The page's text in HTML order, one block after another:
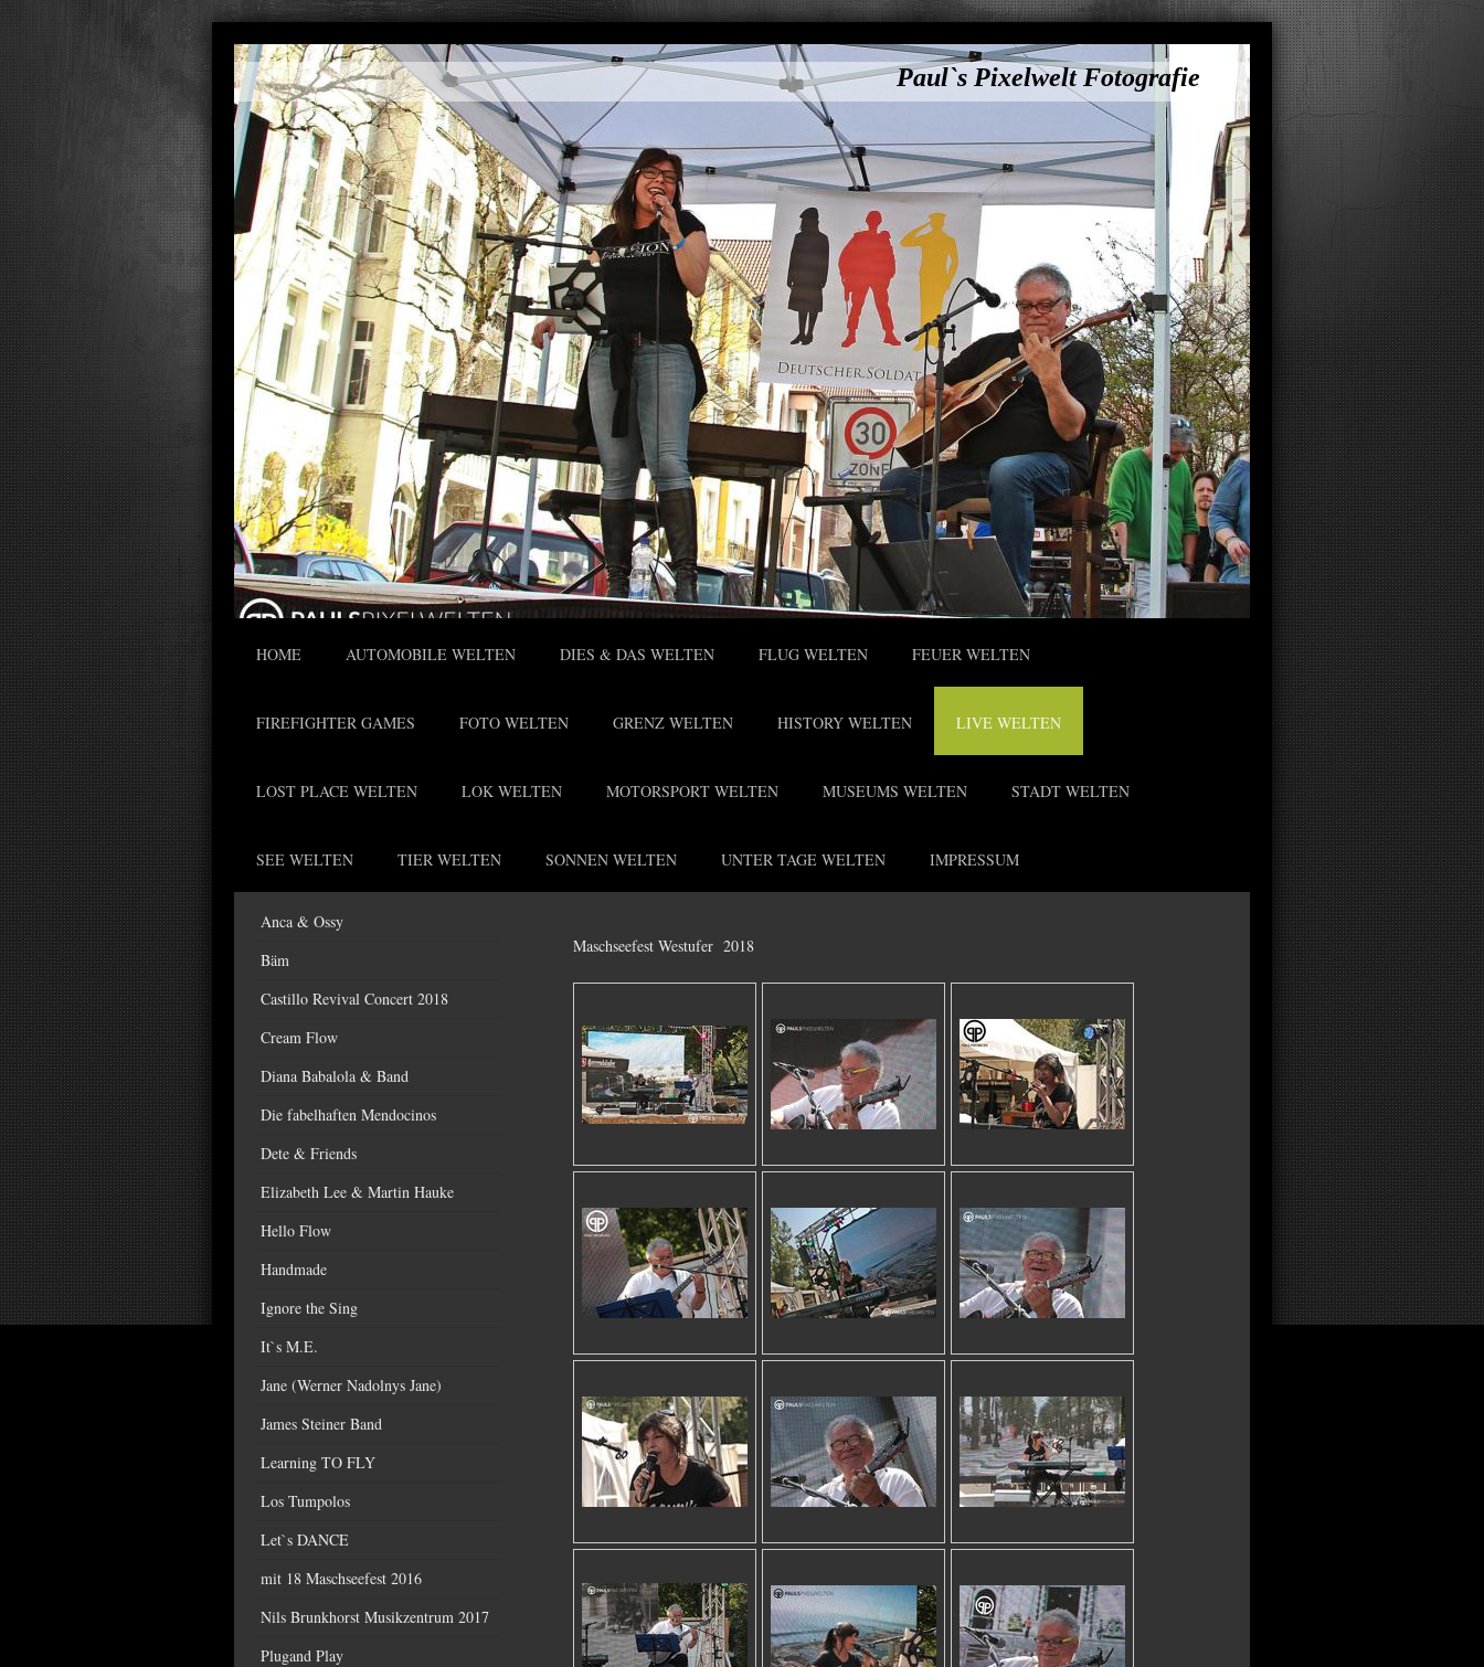
Paul`s Pixelwelt Fotografie
HOME AUTOMOBILE WELTEN DIES & DAS WELTEN FLUG WELTEN FEUER WELTEN
FIREFIGHTER GAMES FOTO WELTEN GRENZ WELTEN HISTORY WELTEN LIVE WELTEN
LOST PLACE WELTEN LOK WELTEN MOTORSPORT WELTEN MUSEUMS WELTEN STADT WELTEN
SEE WELTEN TIER WELTEN SONNEN WELTEN UNTER TAGE WELTEN IMPRESSUM
Maschseefest Westufer 2018
Anca & Ossy
Bäm
Castillo Revival Concert 2018
Cream Flow
Diana Babalola & Band
Die fabelhaften Mendocinos
Dete & Friends
Elizabeth Lee & Martin Hauke
Hello Flow
Handmade
Ignore the Sing
It`s M.E.
Jane (Werner Nadolnys Jane)
James Steiner Band
Learning TO FLY
Los Tumpolos
Let`s DANCE
mit 18 Maschseefest 2016
Nils Brunkhorst Musikzentrum 2017
Plugand Play